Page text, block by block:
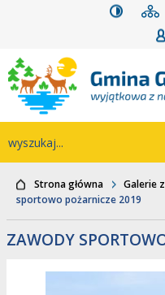
Przejdź do
Przejdź do treści
Przejdź do
wyszukiwarki
Przejdź do mapy
Strona główna Galerie
sportowo pożarnicze 2019
ZAWODY